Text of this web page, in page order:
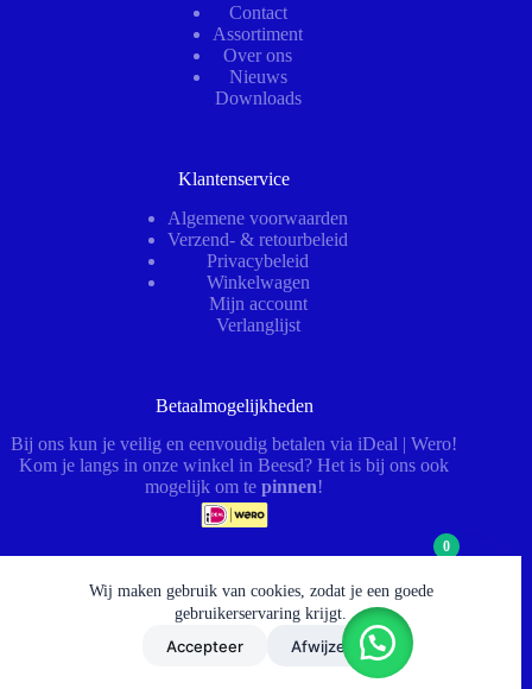
Wij maken gebruik van cookies, zodat je een goede
gebruikerservaring krijgt.
Accepteer Afwijzen
Contact
Assortiment
Over ons
Nieuws
Downloads
Klantenservice
Algemene voorwaarden
Verzend- & retourbeleid
Privacybeleid
Winkelwagen
Mijn account
Verlanglijst
Betaalmogelijkheden
Bij ons kun je veilig en eenvoudig betalen via iDeal | Wero!
Kom je langs in onze winkel in Beesd? Het is bij ons ook
mogelijk om tepinnen!
Openingstijden
08:00–12:30 & 13:00–17:00 (afhaal tot 17:30)
09:00–12:00 (werkplaats gesloten)
© 2026 - HydrauliekService BV
0